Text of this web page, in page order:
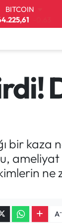
DOLAR
47,6704
EURO
6510.40
0.45
BİST100
bir kaza
A-